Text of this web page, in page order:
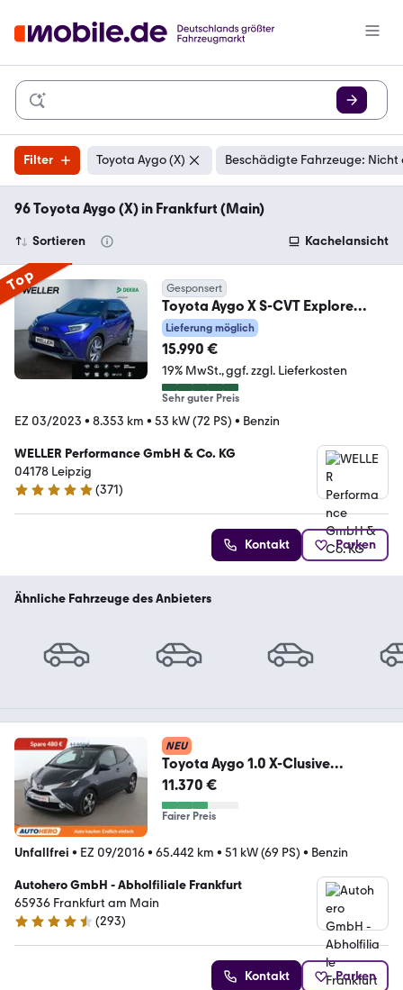
Filter Toyota Aygo (X) Beschädigte Fahrzeuge: Nicht
96 Toyota Aygo (X) in Frankfurt (Main)
Sortieren Kachelansicht
Top Gesponsert
Toyota Aygo X S-CVT Explore
*LED*Teilleder*SHZ*CAM*PDC*
Lieferung möglich
15.990 €
19% MwSt. ggf. zzgl. Lieferkosten
Sehr guter Preis
EZ 03/2023 • 8.353 km • 53 kW (72 PS) • Benzin
WELLER Performance GmbH & Co. KG
04178 Leipzig
4.8 Sterne
(371)
Kontakt Parken
Ähnliche Fahrzeuge des Anbieters
NEU
Toyota Aygo 1.0 X-Clusive
Aut.*CAM*KLIMA*GARANTIE*
11.370 €
Fairer Preis
Unfallfrei • EZ 09/2016• 65.442 km • 51 kW (69 PS) • Benzin
Autohero GmbH - Abholfiliale Frankfurt
65936 Frankfurt am Main
4.6 Sterne
(293)
Kontakt Parken